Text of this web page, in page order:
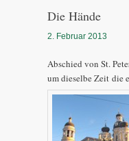
Die Hände
2. Februar 2013
Abschied von St.
um dieselbe Zeit die